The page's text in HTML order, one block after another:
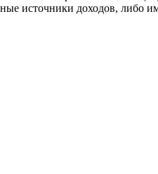
источники доходов, либо